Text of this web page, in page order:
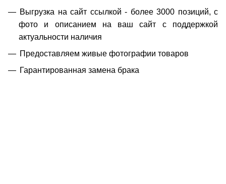
Выгрузка на сайт ссылкой - более 3000 позиций, с
фото и описанием на ваш сайт с поддержкой
актуальности наличия
Предоставляем живые фотографии товаров
Гарантированная замена брака